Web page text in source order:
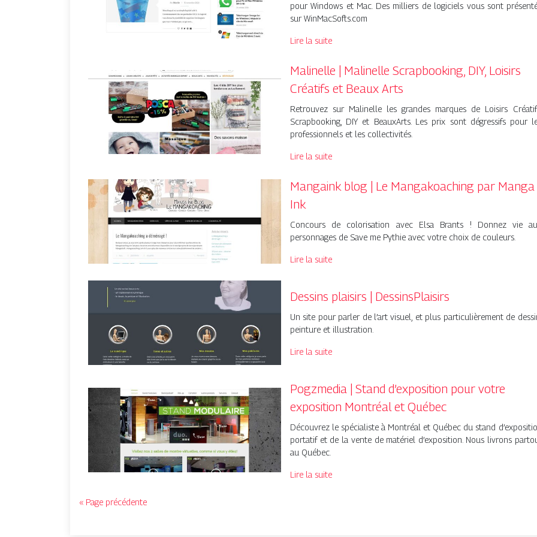
pour Windows et Mac. Des milliers de logiciels vous sont
sur WinMacSofts.com
Lire la suite
Malinelle | Malinelle Scrap­boo­king, DIY, Loisirs
Créatifs et Beaux Arts
Retrouvez sur Malinelle les grandes marques de Loisirs
Scrapbooking, DIY et BeauxArts. Les prix sont dégressifs pour
professionnels et les collectivités.
Lire la suite
Mangaink blog | Le Man­gakoa­ching par Manga
Ink
Concours de colorisation avec Elsa Brants ! Donnez vie
personnages de Save me Pythie avec votre choix de couleurs.
Lire la suite
Dessins plaisirs | DessinsPlaisirs
Un site pour parler de l’art visuel, et plus particulièrement de
peinture et illustration.
Lire la suite
Pogzmedia | Stand d’exposition pour votre
exposition Montréal et Québec
Découvrez le spécialiste à Montréal et Québec du stand
portatif et de la vente de matériel d’exposition. Nous livrons
au Québec.
Lire la suite
« Page précédente